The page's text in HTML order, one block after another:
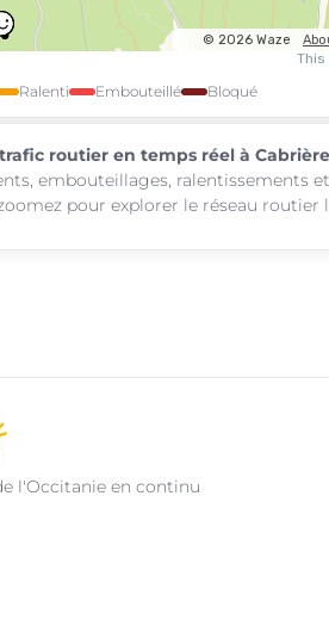
Ralenti Embouteillé Bloqué
trafic routier en temps réel à
embouteillages, ralentissements
pour explorer le réseau routier
l'Occitanie en continu